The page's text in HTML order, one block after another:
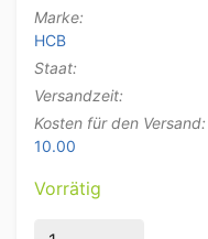
Marke:
HCB
Staat:
Versandzeit:
Kosten für den Versand:
10.00
Vorrätig
Pizzaschneider